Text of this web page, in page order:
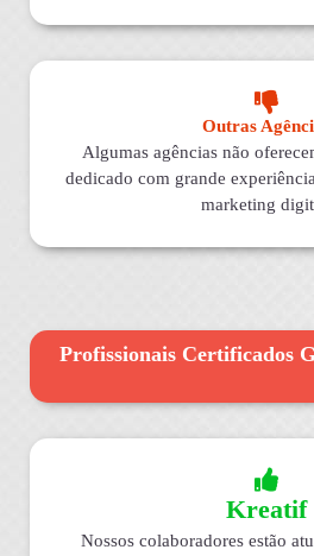
Outras
Algumas agências não
dedicado com grande
marketing
Profissionais Certificados
Kreatif
Nossos colaboradores estão